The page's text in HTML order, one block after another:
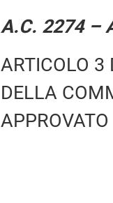
A.C. 2274 –
ARTICOLO 3
DELLA